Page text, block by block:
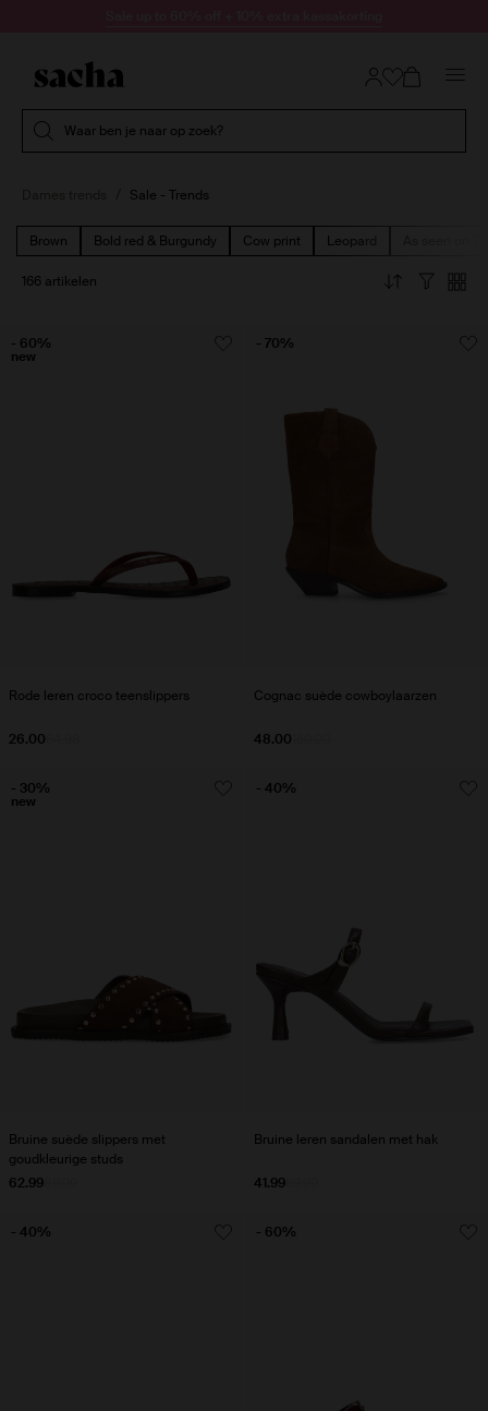
Waar ben je naar op zoek?
Sale - Trends
Brown Bold red & Burgundy Cow print Leopard
166 artikelen
Rode leren croco teenslippers
26.00
- 60%
new
Cognac suède cowboylaarzen
48.00
- 70%
Bruine suède slippers met
goudkleurige studs
62.99
- 30%
new
Bruine leren sandalen met hak
41.99
- 40%
- 40% - 60%